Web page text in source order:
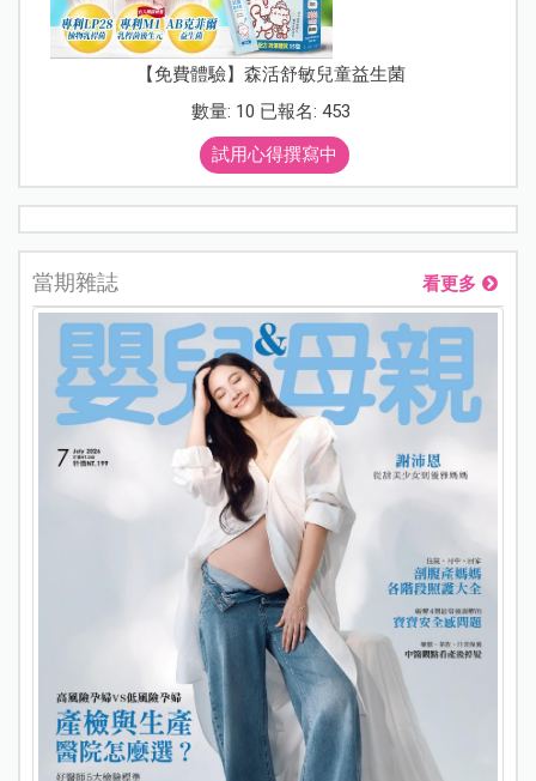
【免費體驗】森活舒敏兒童益生菌
數量: 10 已報名: 453
試用心得撰寫中
當期雜誌 看更多